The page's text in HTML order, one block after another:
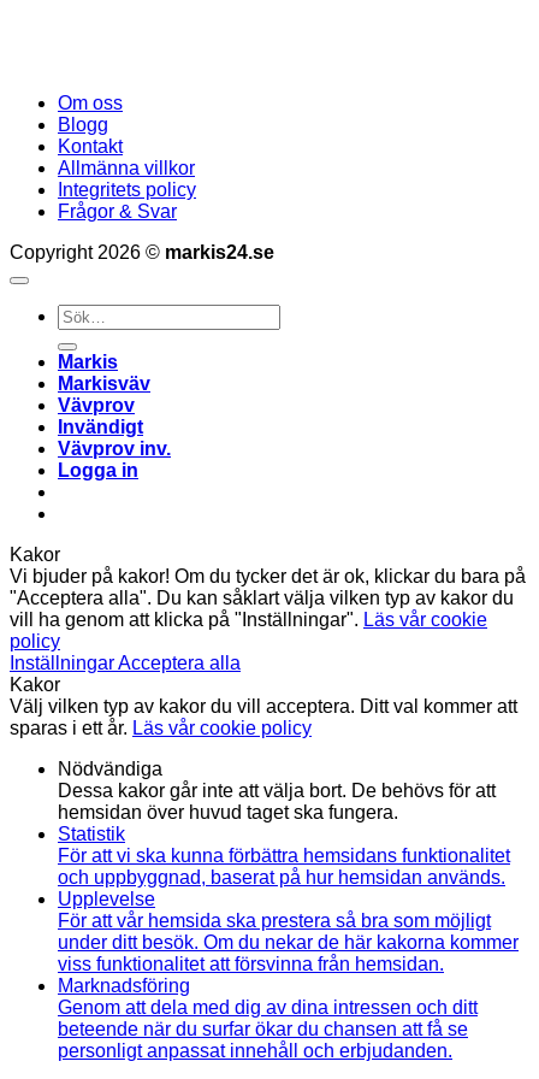
Om oss
Blogg
Kontakt
Allmänna villkor
Integritets policy
Frågor & Svar
Copyright 2026 © markis24.se
Sök
efter:
Markis
Markisväv
Vävprov
Invändigt
Vävprov inv.
Logga in
Kakor
Vi bjuder på kakor! Om du tycker det är ok, klickar du bara på
"Acceptera alla". Du kan såklart välja vilken typ av kakor du
vill ha genom att klicka på "Inställningar". Läs vår cookie
policy
InställningarAcceptera alla
Kakor
Välj vilken typ av kakor du vill acceptera. Ditt val kommer att
sparas i ett år. Läs vår cookie policy
Nödvändiga
Dessa kakor går inte att välja bort. De behövs för att
hemsidan över huvud taget ska fungera.
Statistik
För att vi ska kunna förbättra hemsidans funktionalitet
och uppbyggnad, baserat på hur hemsidan används.
Upplevelse
För att vår hemsida ska prestera så bra som möjligt
under ditt besök. Om du nekar de här kakorna kommer
viss funktionalitet att försvinna från hemsidan.
Marknadsföring
Genom att dela med dig av dina intressen och ditt
beteende när du surfar ökar du chansen att få se
personligt anpassat innehåll och erbjudanden.